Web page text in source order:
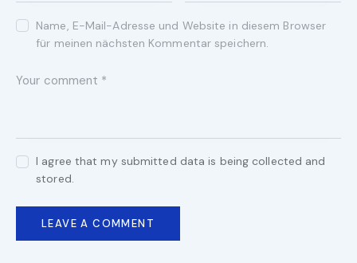
Name, E-Mail-Adresse und Website in diesem Browser
für meinen nächsten Kommentar speichern.
I agree that my submitted data is being collected and
stored.